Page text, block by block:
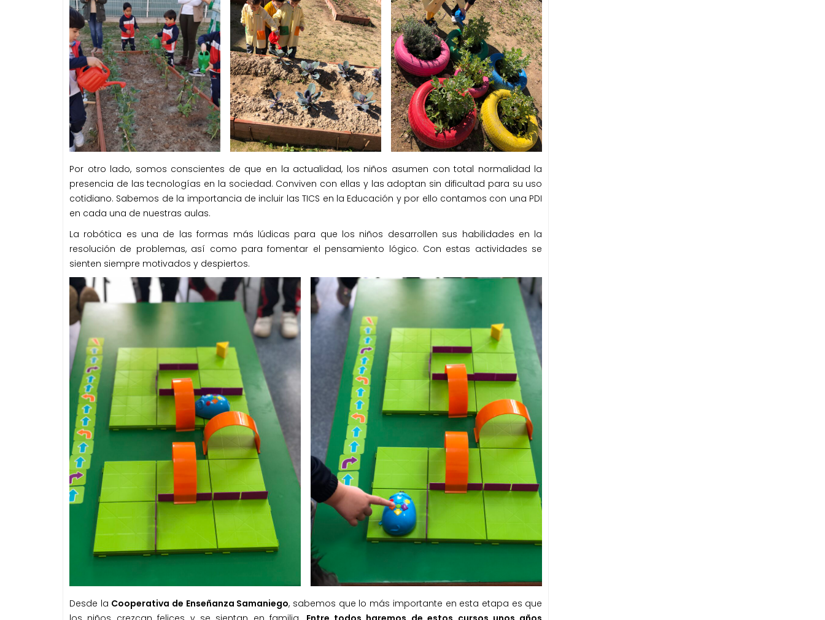
Por otro lado, somos conscientes de que en la actualidad, los niños asumen con total normalidad la
presencia de las tecnologías en la sociedad. Conviven con ellas y las adoptan sin dificultad para su uso
cotidiano. Sabemos de la importancia de incluir las TICS en la Educación y por ello contamos con una PDI
en cada una de nuestras aulas.
La robótica es una de las formas más lúdicas para que los niños desarrollen sus habilidades en la
resolución de problemas, así como para fomentar el pensamiento lógico. Con estas actividades se
sienten siempre motivados y despiertos.
Desde la Cooperativa de Enseñanza Samaniego, sabemos que lo más importante en esta etapa es que